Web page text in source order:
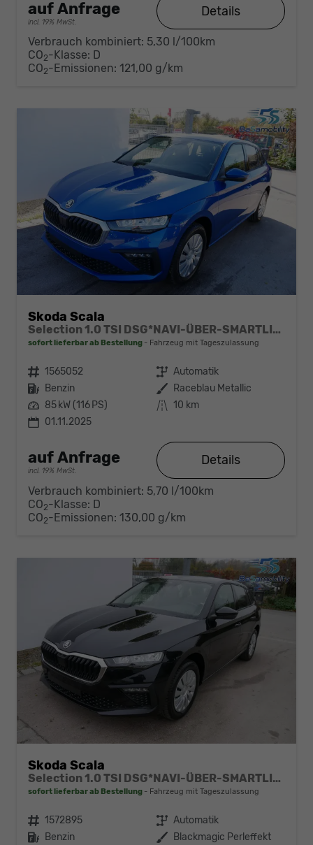
auf Anfrage
incl. 19% MwSt.
Details
Verbrauch kombiniert: 5,30 l/100km
CO2-Klasse: D
CO2-Emissionen: 121,00 g/km
Skoda Scala
Selection 1.0 TSI DSG*NAVI-ÜBER-SMARTLINK*PDC-HI*LED*TEMPOMAT*SHZ*DAB*KLIMA
sofort lieferbar ab Bestellung Fahrzeug mit Tageszulassung
Fahrzeugnr. 1565052 Getriebe Automatik
Kraftstoff Benzin Außenfarbe Raceblau Metallic
Leistung 85 kW (116 PS) Kilometerstand 10 km
01.11.2025
auf Anfrage
incl. 19% MwSt.
Details
Verbrauch kombiniert: 5,70 l/100km
CO2-Klasse: D
CO2-Emissionen: 130,00 g/km
Skoda Scala
Selection 1.0 TSI DSG*NAVI-ÜBER-SMARTLINK*PDC-HI*LED*TEMPOMAT*SHZ*DAB*KLIMA
sofort lieferbar ab Bestellung Fahrzeug mit Tageszulassung
Fahrzeugnr. 1572895 Getriebe Automatik
Kraftstoff Benzin Außenfarbe Blackmagic Perleffekt